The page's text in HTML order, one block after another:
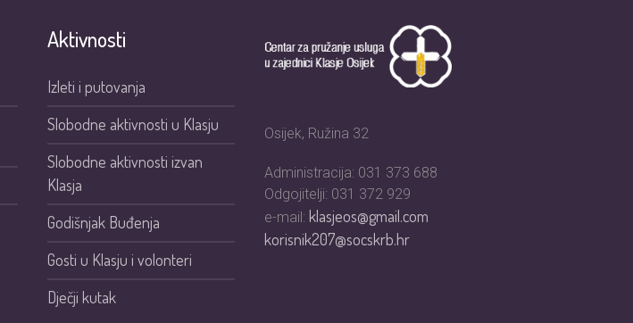
Aktivnosti
Izleti i putovanja
Slobodne aktivnosti u Klasju
Slobodne aktivnosti izvan
Klasja
Godišnjak Buđenja
Gosti u Klasju i volonteri
Dječji kutak
Osijek, Ružina 32
Administracija: 031 373 688
Odgojitelji: 031 372 929
e-mail: klasjeos@gmail.com
korisnik207@socskrb.hr